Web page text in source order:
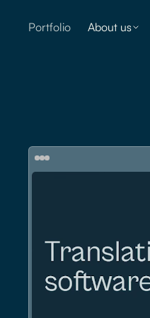
Portfolio About us